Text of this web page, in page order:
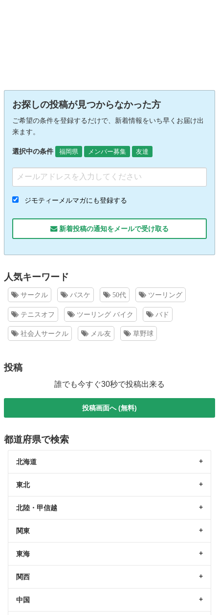
お探しの投稿が見つからなかった方
ご希望の条件を登録するだけで、新着情報をいち早くお届け出
来ます。
選択中の条件 福岡県 メンバー募集 友達
ジモティーメルマガにも登録する
新着投稿の通知をメールで受け取る
人気キーワード
サークル バスケ 50代 ツーリング
テニスオフ ツーリング バイク バド
社会人サークル メル友 草野球
投稿
誰でも今すぐ30秒で投稿出来る
投稿画面へ (無料)
都道府県で検索
北海道
東北
北陸・甲信越
関東
東海
関西
中国